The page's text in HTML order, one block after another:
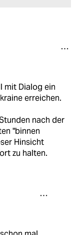
mit Dialog ein
erreichen.
nach der
"binnen
Hinsicht
zu halten.